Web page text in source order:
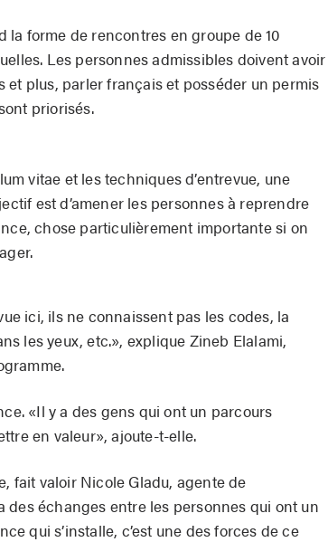
la forme de rencontres en groupe de 10
Les personnes admissibles doivent avoir
et plus, parler français et posséder un permis
priorisés.
vitae et les techniques d’entrevue, une
est d’amener les personnes à reprendre
chose particulièrement importante si on
ici, ils ne connaissent pas les codes, la
les yeux, etc.», explique Zineb Elalami,
«Il y a des gens qui ont un parcours
en valeur», ajoute-t-elle.
fait valoir Nicole Gladu, agente de
échanges entre les personnes qui ont un
qui s’installe, c’est une des forces de ce